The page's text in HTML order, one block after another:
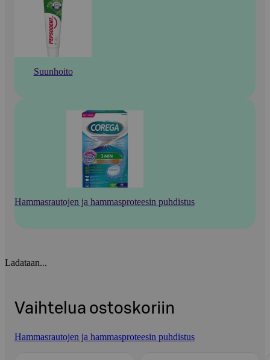
Suunhoito
Hammasrautojen ja hammasproteesin puhdistus
Ladataan...
Vaihtelua ostoskoriin
Hammasrautojen ja hammasproteesin puhdistus